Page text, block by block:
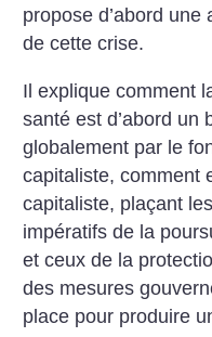
propose d’abord
de cette crise.
Il explique comment
santé est d’abord un
globalement par le
capitaliste, comment
capitaliste, plaçant
impératifs de la
et ceux de la
des mesures
place pour produire